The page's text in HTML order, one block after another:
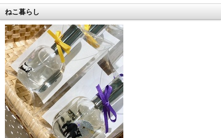
ねこ暮らし